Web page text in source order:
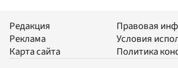
Редакция
Реклама
Карта сайта
Правовая
Условия
Политика